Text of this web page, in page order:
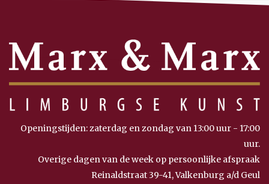
Openingstijden: zaterdag en zondag van 13:00 uur - 17:00
uur.
Overige dagen van de week op persoonlijke afspraak
Reinaldstraat 39-41, Valkenburg a/d Geul